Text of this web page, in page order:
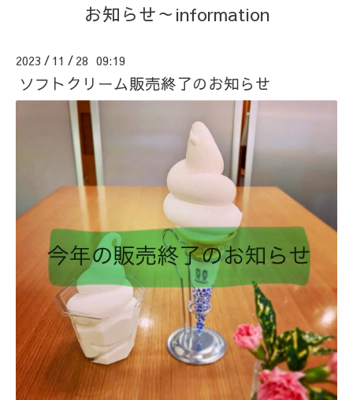
お知らせ～information
2023 / 11 / 28 09:19
ソフトクリーム販売終了のお知らせ